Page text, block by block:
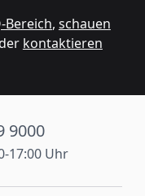
Bereich, schauen
kontaktieren
9000
17:00 Uhr